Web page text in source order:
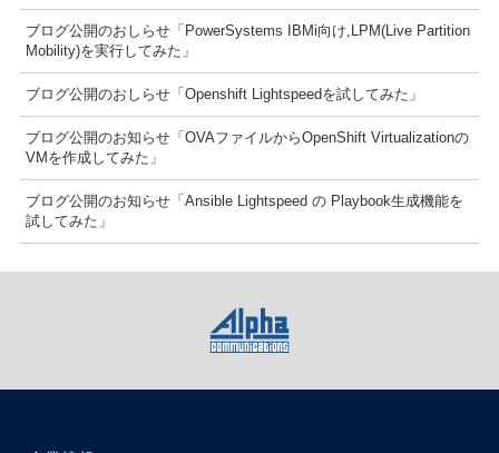
ブログ公開のおしらせ「PowerSystems IBMi向け,LPM(Live Partition
Mobility)を実行してみた」
ブログ公開のおしらせ「Openshift Lightspeedを試してみた」
ブログ公開のお知らせ「OVAファイルからOpenShift Virtualizationの
VMを作成してみた」
ブログ公開のお知らせ「Ansible Lightspeed の Playbook生成機能を
試してみた」